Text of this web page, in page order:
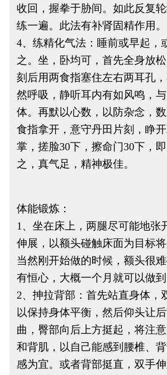
收回，握拳于胁间。如此反复
练一遍。此法有补肾固精作用。
4、练精化气法：睡前或早起，
之。坐，卧均可，首先全身放
刻后用两食指塞住左右两耳孔
然呼吸，静听耳内有如风鸣，
体。再默以心数，以防杂念，
食指拿开，意守丹田片刻，睁
掌，搓脸30下，擦命门30下，
之，真气足，精神极佳。
体能锻炼：
1、坐在床上，两腿尽可能地张
伸展，以额头碰触床面为目标将
当然刚开始做的时候，额头很
有恒心，大概一个月就可以做到
2、抻拉背部：首先站直身体，
以保持身体平衡，然后仰头让
曲，臀部向后上方挺起，将注
和背肌，以自己能感到腰椎、
感为宜。或者背部挺直，双手